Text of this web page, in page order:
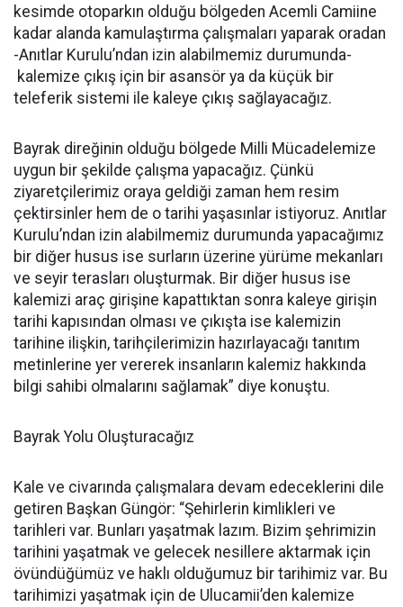
kesimde otoparkın olduğu bölgeden Acemli Camiine
kadar alanda kamulaştırma çalışmaları yaparak oradan
-Anıtlar Kurulu’ndan izin alabilmemiz durumunda-
kalemize çıkış için bir asansör ya da küçük bir
teleferik sistemi ile kaleye çıkış sağlayacağız.
Bayrak direğinin olduğu bölgede Milli Mücadelemize
uygun bir şekilde çalışma yapacağız. Çünkü
ziyaretçilerimiz oraya geldiği zaman hem resim
çektirsinler hem de o tarihi yaşasınlar istiyoruz. Anıtlar
Kurulu’ndan izin alabilmemiz durumunda yapacağımız
bir diğer husus ise surların üzerine yürüme mekanları
ve seyir terasları oluşturmak. Bir diğer husus ise
kalemizi araç girişine kapattıktan sonra kaleye girişin
tarihi kapısından olması ve çıkışta ise kalemizin
tarihine ilişkin, tarihçilerimizin hazırlayacağı tanıtım
metinlerine yer vererek insanların kalemiz hakkında
bilgi sahibi olmalarını sağlamak” diye konuştu.
Bayrak Yolu Oluşturacağız
Kale ve civarında çalışmalara devam edeceklerini dile
getiren Başkan Güngör: “Şehirlerin kimlikleri ve
tarihleri var. Bunları yaşatmak lazım. Bizim şehrimizin
tarihini yaşatmak ve gelecek nesillere aktarmak için
övündüğümüz ve haklı olduğumuz bir tarihimiz var. Bu
tarihimizi yaşatmak için de Ulucamii’den kalemize